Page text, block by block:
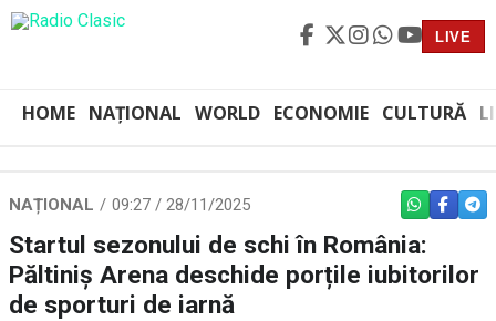
LIVE
HOME NAȚIONAL WORLD ECONOMIE CULTURĂ
NAȚIONAL 09:27 / 28/11/2025 WHATSAPP
Startul sezonului de schi în România:
Păltiniș Arena deschide porțile iubitorilor
de sporturi de iarnă